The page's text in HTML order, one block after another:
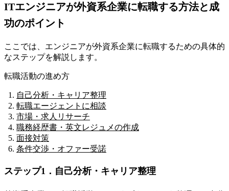
ITエンジニアが外資系企業に転職する方法と成
功のポイント
ここでは、エンジニアが外資系企業に転職するための具体的
なステップを解説します。
転職活動の進め方
自己分析・キャリア整理
転職エージェントに相談
市場・求人リサーチ
職務経歴書・英文レジュメの作成
面接対策
条件交渉・オファー受諾
ステップ1．自己分析・キャリア整理